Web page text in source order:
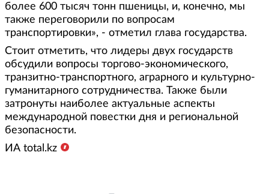
более 600 тысяч тонн пшеницы, и, конечно, мы
также переговорили по вопросам
транспортировки», - отметил глава государства.
Стоит отметить, что лидеры двух государств
обсудили вопросы торгово-экономического,
транзитно-транспортного, аграрного и культурно-
гуманитарного сотрудничества. Также были
затронуты наиболее актуальные аспекты
международной повестки дня и региональной
безопасности.
ИА total.kz